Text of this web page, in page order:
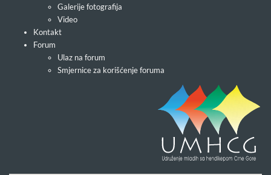
Galerije fotografija
Video
Kontakt
Forum
Ulaz na forum
Smjernice za korišćenje foruma